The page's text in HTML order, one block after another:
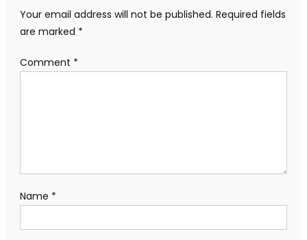
Your email address will not be published. Required fields
are marked *
Comment *
Name *